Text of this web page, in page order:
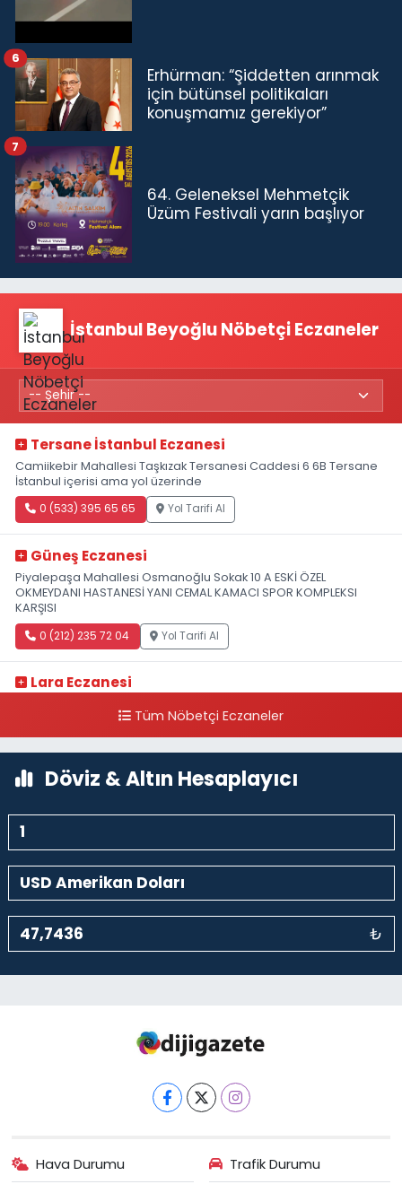
Erhürman: “Şiddetten arınmak
için bütünsel politikaları
konuşmamız gerekiyor”
6
64. Geleneksel Mehmetçik
Üzüm Festivali yarın başlıyor
7
İstanbul Beyoğlu Nöbetçi Eczaneler
Tersane İstanbul Eczanesi
Camiikebir Mahallesi Taşkızak Tersanesi Caddesi 6 6B Tersane
İstanbul içerisi ama yol üzerinde
0 (533) 395 65 65 Yol Tarifi Al
Güneş Eczanesi
Piyalepaşa Mahallesi Osmanoğlu Sokak 10 A ESKİ ÖZEL
OKMEYDANI HASTANESİ YANI CEMAL KAMACI SPOR KOMPLEKSI
KARŞISI
0 (212) 235 72 04 Yol Tarifi Al
Lara Eczanesi
HASTANESİ KARŞISI
Tüm Nöbetçi Eczaneler
Döviz & Altın Hesaplayıcı
₺
Hava Durumu Trafik Durumu